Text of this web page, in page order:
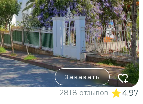
Заказать
2818 отзывов 4.97